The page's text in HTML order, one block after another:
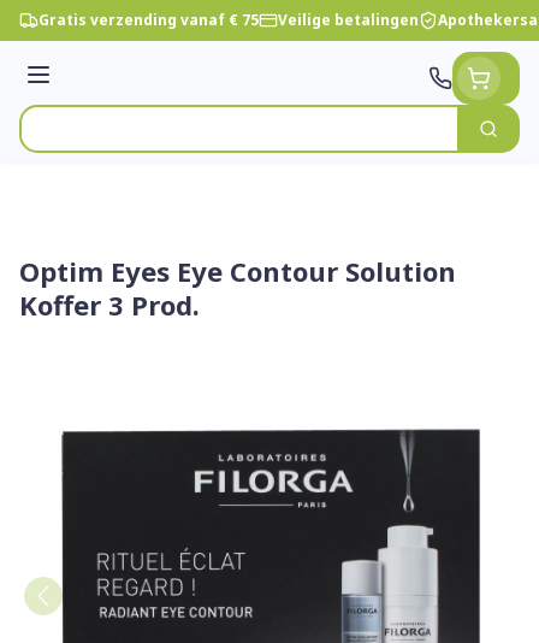
Ga naar de inhoud
Gratis verzending vanaf € 75 Veilige betalingen
Menu
Product, merk, categorie...
Zoek
Optim Eyes Eye Contour Solution
Koffer 3 Prod.